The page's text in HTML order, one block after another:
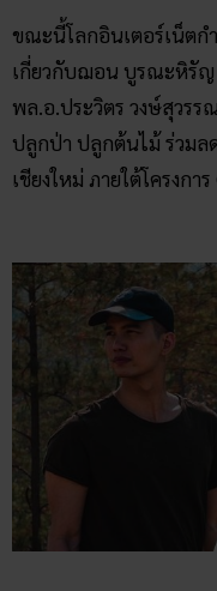
ขณะนี้โลกอินเตอร์เน็ตก
เกี่ยวกับฌอน บูรณะหิรัญ
พล.อ.ประวิตร วงษ์สุวรร
ปลูกป่า ปลูกต้นไม้ ร่วม
เชียงใหม่ ภายใต้โครงกา